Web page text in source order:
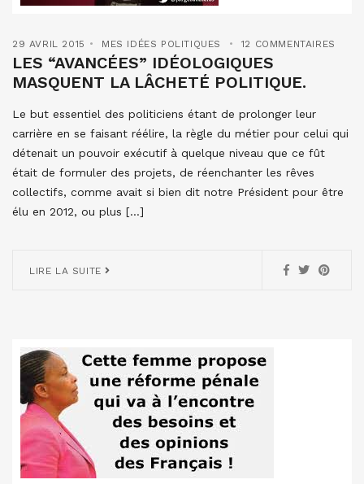
29 AVRIL 2015 MES IDÉES POLITIQUES 12 COMMENTAIRES
LES “AVANCÉES” IDÉOLOGIQUES
MASQUENT LA LÂCHETÉ POLITIQUE.
Le but essentiel des politiciens étant de prolonger leur
carrière en se faisant réélire, la règle du métier pour celui qui
détenait un pouvoir exécutif à quelque niveau que ce fût
était de formuler des projets, de réenchanter les rêves
collectifs, comme avait si bien dit notre Président pour être
élu en 2012, ou plus […]
LIRE LA SUITE